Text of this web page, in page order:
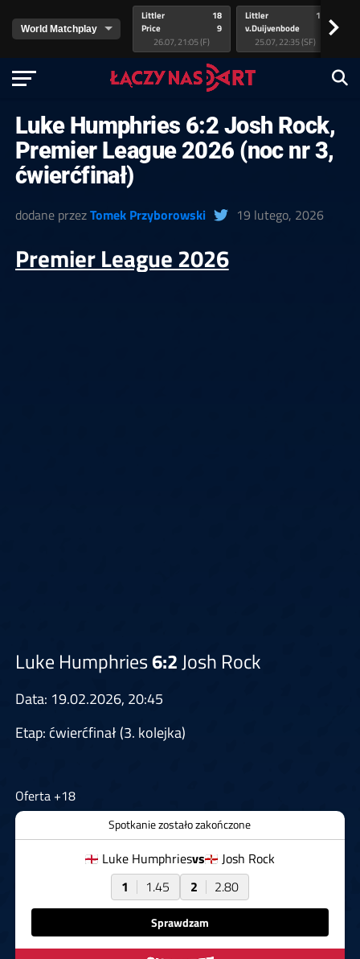
Littler
Price
18
9
26.07, 21:05 (F)
Littler
v.Duijvenbode
17
25.07, 22:35 (SF)
>
Luke Humphries 6:2 Josh Rock,
Premier League 2026 (noc nr 3,
ćwierćfinał)
dodane przezTomek Przyborowski 19 lutego, 2026
Premier League 2026
Luke Humphries6:2Josh Rock
Data: 19.02.2026, 20:45
Etap: ćwierćfinał (3. kolejka)
Oferta +18
Spotkanie zostało zakończone
Luke Humphriesvs
Josh Rock
1
1.45 2 2.80
Sprawdzam